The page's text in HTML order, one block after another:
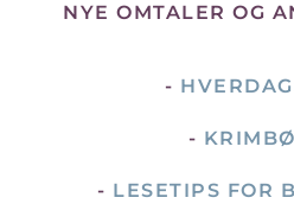
NYE OMTALER OG
-
-
- LESETIPS FOR